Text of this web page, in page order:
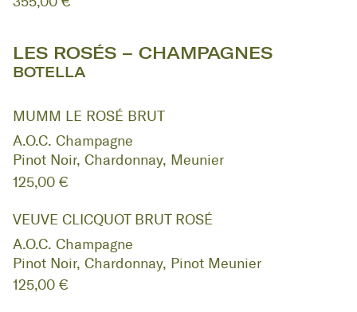
LES ROSÉS – CHAMPAGNES
BOTELLA
MUMM LE ROSÉ BRUT
A.O.C. Champagne
Pinot Noir, Chardonnay, Meunier
125,00 €
VEUVE CLICQUOT BRUT ROSÉ
A.O.C. Champagne
Pinot Noir, Chardonnay, Pinot Meunier
125,00 €